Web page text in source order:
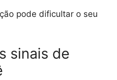
pode dificultar o seu
sinais de